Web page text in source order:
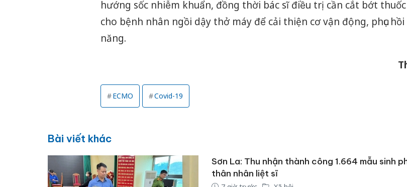
hướng sốc nhiễm khuẩn, đồng thời bác sĩ điều trị cần cắt bớt
cho bệnh nhân ngồi dậy thở máy để cải thiện cơ vận động, phục
năng.
ECMO Covid-19
Bài viết khác
Sơn La: Thu nhận thành công 1.664 mẫu sinh
thân nhân liệt sĩ